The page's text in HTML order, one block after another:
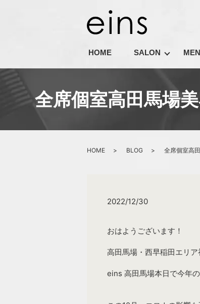
HOME SALON
全席個室高田馬場
HOME BLOG 全席個室高
2022/12/30
おはようございます！
高田馬場・西早稲田エリ
eins 高田馬場本日で今年